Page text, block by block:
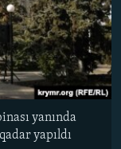
yanında
yapıldı